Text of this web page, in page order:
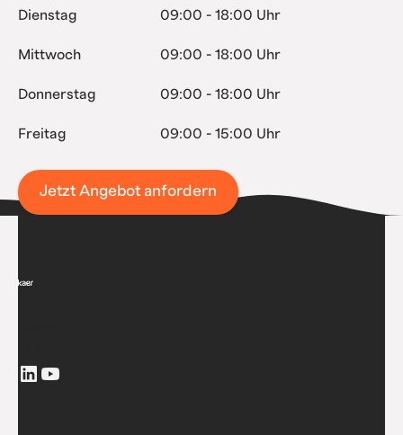
Dienstag 09:00 - 18:00 Uhr
Mittwoch 09:00 - 18:00 Uhr
Donnerstag 09:00 - 18:00 Uhr
Freitag 09:00 - 15:00 Uhr
Jetzt Angebot anfordern